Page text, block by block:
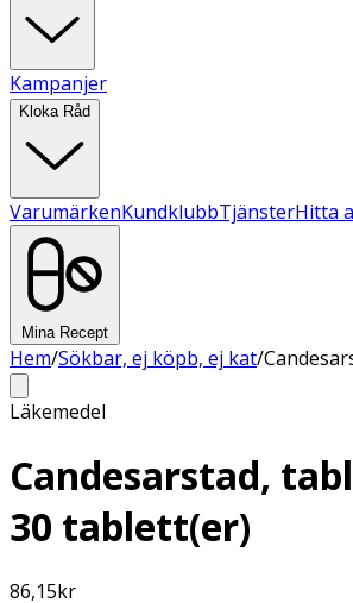
Kampanjer
Kloka Råd
VarumärkenKundklubbTjänsterHitta
Mina Recept
Hem/Sökbar, ej köpb, ej kat/
Läkemedel
Candesarstad,
30 tablett(er)
86,15kr